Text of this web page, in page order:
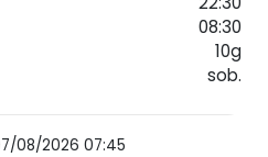
08:30
10g
sob.
08/2026 07:45